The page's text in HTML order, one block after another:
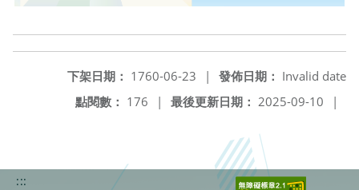
發佈日期： Invalid date
下架日期： 1760-06-23
|
最後更新日期： 2025-09-10 |
點閱數： 176 |
:::